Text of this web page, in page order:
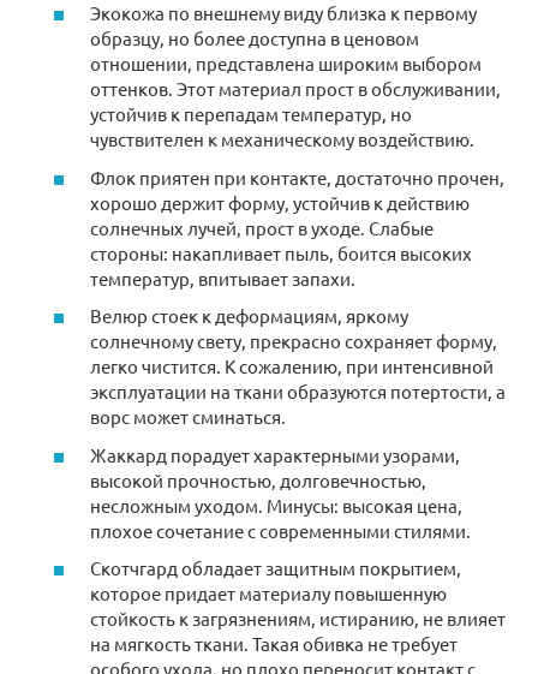
Экокожа по внешнему виду близка к первому
образцу, но более доступна в ценовом
отношении, представлена широким выбором
оттенков. Этот материал прост в обслуживании,
устойчив к перепадам температур, но
чувствителен к механическому воздействию.
Флок приятен при контакте, достаточно прочен,
хорошо держит форму, устойчив к действию
солнечных лучей, прост в уходе. Слабые
стороны: накапливает пыль, боится высоких
температур, впитывает запахи.
Велюр стоек к деформациям, яркому
солнечному свету, прекрасно сохраняет форму,
легко чистится. К сожалению, при интенсивной
эксплуатации на ткани образуются потертости, а
ворс может сминаться.
Жаккард порадует характерными узорами,
высокой прочностью, долговечностью,
несложным уходом. Минусы: высокая цена,
плохое сочетание с современными стилями.
Скотчгард обладает защитным покрытием,
которое придает материалу повышенную
стойкость к загрязнениям, истиранию, не влияет
на мягкость ткани. Такая обивка не требует
особого ухода, но плохо переносит контакт с